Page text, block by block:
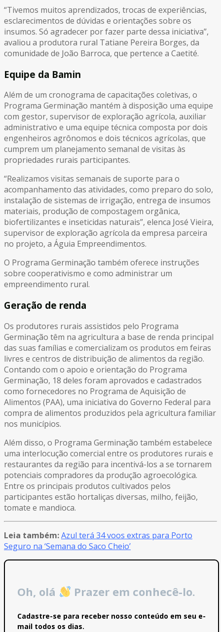
“Tivemos muitos aprendizados, trocas de experiências,
esclarecimentos de dúvidas e orientações sobre os
insumos. Só agradecer por fazer parte dessa iniciativa”,
avaliou a produtora rural Tatiane Pereira Borges, da
comunidade de João Barroca, que pertence a Caetité.
Equipe da Bamin
Além de um cronograma de capacitações coletivas, o
Programa Germinação mantém à disposição uma equipe
com gestor, supervisor de exploração agrícola, auxiliar
administrativo e uma equipe técnica composta por dois
engenheiros agrônomos e dois técnicos agrícolas, que
cumprem um planejamento semanal de visitas às
propriedades rurais participantes.
“Realizamos visitas semanais de suporte para o
acompanhamento das atividades, como preparo do solo,
instalação de sistemas de irrigação, entrega de insumos
materiais, produção de compostagem orgânica,
biofertilizantes e inseticidas naturais”, elenca José Vieira,
supervisor de exploração agrícola da empresa parceira
no projeto, a Águia Empreendimentos.
O Programa Germinação também oferece instruções
sobre cooperativismo e como administrar um
empreendimento rural.
Geração de renda
Os produtores rurais assistidos pelo Programa
Germinação têm na agricultura a base de renda principal
das suas famílias e comercializam os produtos em feiras
livres e centros de distribuição de alimentos da região.
Contando com o apoio e orientação do Programa
Germinação, 18 deles foram aprovados e cadastrados
como fornecedores no Programa de Aquisição de
Alimentos (PAA), uma iniciativa do Governo Federal para
compra de alimentos produzidos pela agricultura familiar
nos municípios.
Além disso, o Programa Germinação também estabelece
uma interlocução comercial entre os produtores rurais e
restaurantes da região para incentivá-los a se tornarem
potenciais compradores da produção agroecológica.
Entre os principais produtos cultivados pelos
participantes estão hortaliças diversas, milho, feijão,
tomate e mandioca.
Leia também:Azul terá 34 voos extras para Porto
Seguro na ‘Semana do Saco Cheio’
Oh, olá Prazer em conhecê-lo.
Cadastre-se para receber nosso conteúdo em seu e-
mail todos os dias.